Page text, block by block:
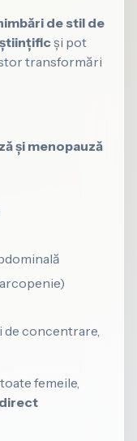
de stil de
și pot
transformări
și menopauză
concentrare,
femeile,